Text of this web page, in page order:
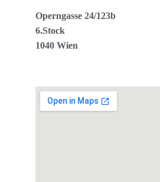
Operngasse 24/123b
6.Stock
1040 Wien